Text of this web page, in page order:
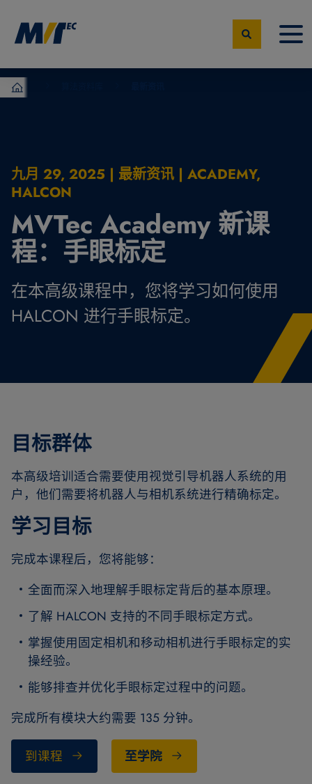
MVTec Software – 机器视觉专家
九月 29, 2025 | 最新资讯 | ACADEMY,
HALCON
MVTec Academy 新课
程：手眼标定
在本高级课程中，您将学习如何使用
HALCON 进行手眼标定。
目标群体
本高级培训适合需要使用视觉引导机器人系统的用
户，他们需要将机器人与相机系统进行精确标定。
学习目标
完成本课程后，您将能够：
全面而深入地理解手眼标定背后的基本原理。
了解 HALCON 支持的不同手眼标定方式。
掌握使用固定相机和移动相机进行手眼标定的实
操经验。
能够排查并优化手眼标定过程中的问题。
完成所有模块大约需要 135 分钟。
到课程 至学院